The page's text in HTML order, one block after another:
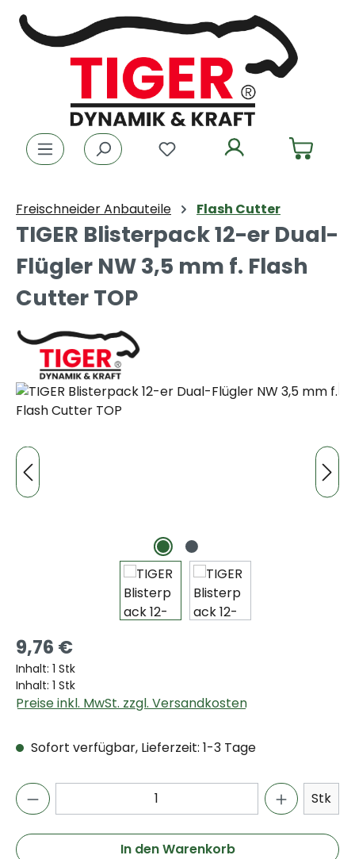
Zum Hauptinhalt springen
Du hast 0 Produkte auf
Freischneider Anbauteile Flash Cutter
TIGER Blisterpack 12-er Dual-
Flügler NW 3,5 mm f. Flash
Cutter TOP
Bildergalerie überspringen
9,76 €
Inhalt: 1 Stk
Inhalt: 1 Stk
Preise inkl. MwSt. zzgl. Versandkosten
Sofort verfügbar, Lieferzeit: 1-3 Tage
Stk
In den Warenkorb